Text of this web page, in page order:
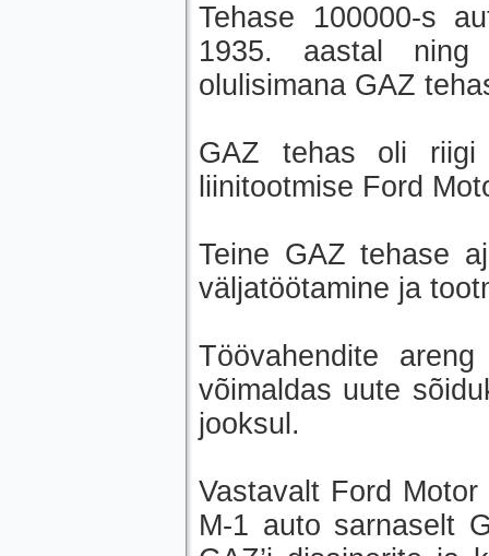
Tehase 100000-s
1935. aastal
olulisimana GAZ
GAZ tehas oli riigi
liinitootmise Ford
Teine GAZ tehase
väljatöötamine ja
Töövahendite
võimaldas uute
jooksul.
Vastavalt Ford Motor
M-1 auto sarnaselt